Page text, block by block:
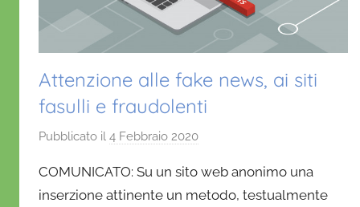
Attenzione alle fake news, ai siti
fasulli e fraudolenti
Pubblicato il 4 Febbraio 2020
D
a
COMUNICATO: Su un sito web anonimo una
inserzione attinente un metodo, testualmente